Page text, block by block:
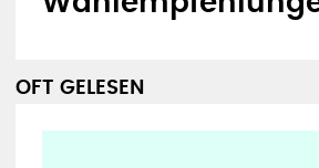
OFT GELESEN